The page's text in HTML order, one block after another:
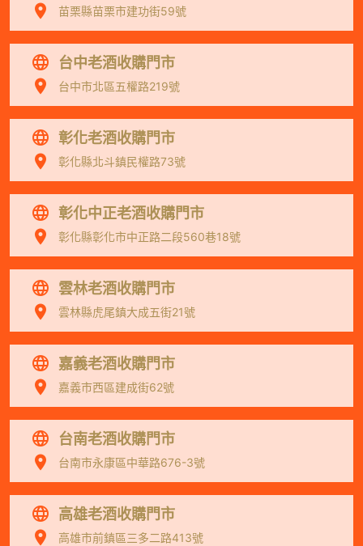
苗栗縣苗栗市建功街59號
台中老酒收購門市
台中市北區五權路219號
彰化老酒收購門市
彰化縣北斗鎮民權路73號
彰化中正老酒收購門市
彰化縣彰化市中正路二段560巷18號
雲林老酒收購門市
雲林縣虎尾鎮大成五街21號
嘉義老酒收購門市
嘉義市西區建成街62號
台南老酒收購門市
台南市永康區中華路676-3號
高雄老酒收購門市
高雄市前鎮區三多二路413號